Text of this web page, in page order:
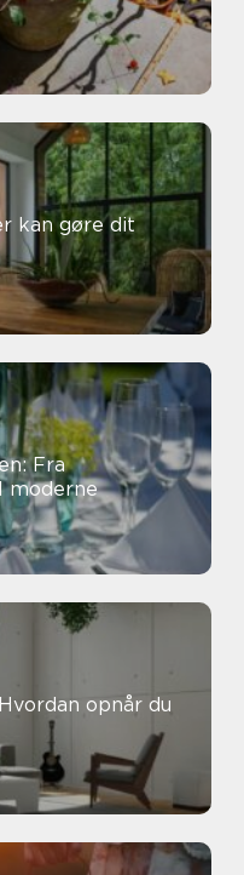
kan gøre dit
Fra
moderne
opnår du